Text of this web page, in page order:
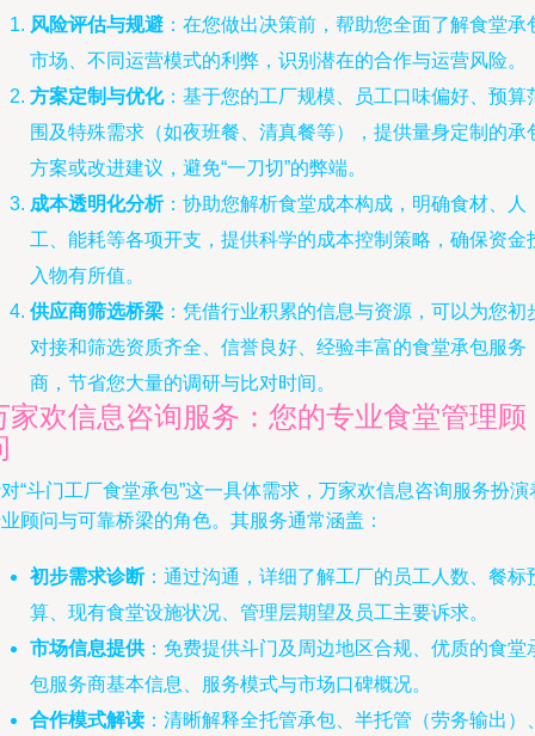
风险评估与规避 ：在您做出决策前，帮助您全面了解食堂承
市场、不同运营模式的利弊，识别潜在的合作与运营风险。
方案定制与优化：基于您的工厂规模、员工口味偏好、预算
围及特殊需求（如夜班餐、清真餐等），提供量身定制的承
方案或改进建议，避免“一刀切”的弊端。
成本透明化分析：协助您解析食堂成本构成，明确食材、人
工、能耗等各项开支，提供科学的成本控制策略，确保资金
入物有所值。
供应商筛选桥梁 ：凭借行业积累的信息与资源，可以为您初
对接和筛选资质齐全、信誉良好、经验丰富的食堂承包服务
商，节省您大量的调研与比对时间。
家欢信息咨询服务：您的专业食堂管理顾
“斗门工厂食堂承包”这一具体需求，万家欢信息咨询服务扮演
顾问与可靠桥梁的角色。其服务通常涵盖：
初步需求诊断：通过沟通，详细了解工厂的员工人数、餐标
算、现有食堂设施状况、管理层期望及员工主要诉求。
市场信息提供：免费提供斗门及周边地区合规、优质的食堂
包服务商基本信息、服务模式与市场口碑概况。
合作模式解读 ：清晰解释全托管承包、半托管（劳务输出）